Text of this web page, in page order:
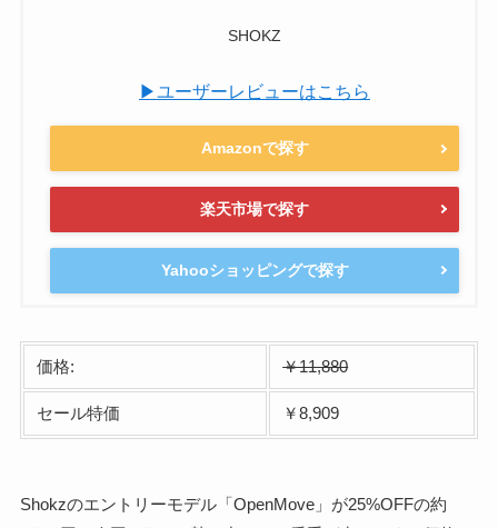
SHOKZ
▶ユーザーレビューはこちら
Amazonで探す
楽天市場で探す
Yahooショッピングで探す
価格: ￥11,880
セール特価 ￥8,909
Shokzのエントリーモデル「OpenMove」が25%OFFの約